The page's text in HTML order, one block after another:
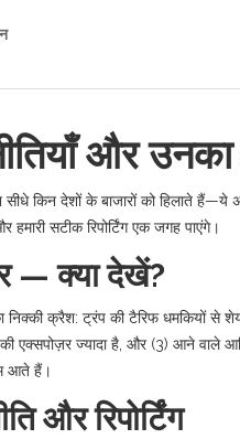
और
सीधे किन देशों के बाजारों को हिलाते
सटीक रिपोर्टिंग एक जगह पाएंगे।
— क्या देखें?
क्रैश: ट्रंप की टैरिफ धमकियों से
एक्सपोज़र ज्यादा है, और (3) आने
आते हैं।
और रिपोर्टिंग